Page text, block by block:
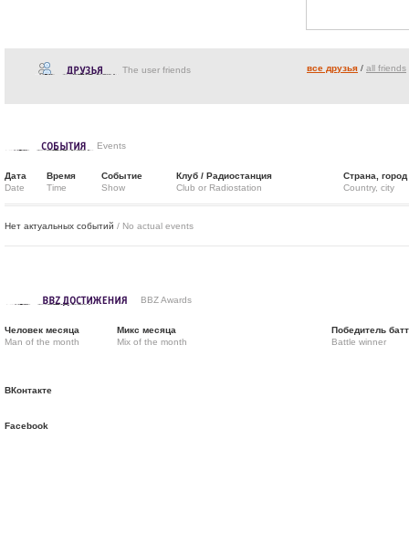
The user friends все друзья / all friends
Events
Дата
Date
Время
Time
Событие
Show
Клуб / Радиостанция
Club or Radiostation
Страна, город
Country, city
Нет актуальных событий / No actual events
BBZ Awards
Человек месяца
Man of the month
Микс месяца
Mix of the month
Победитель
Battle winner
ВКонтакте
Facebook